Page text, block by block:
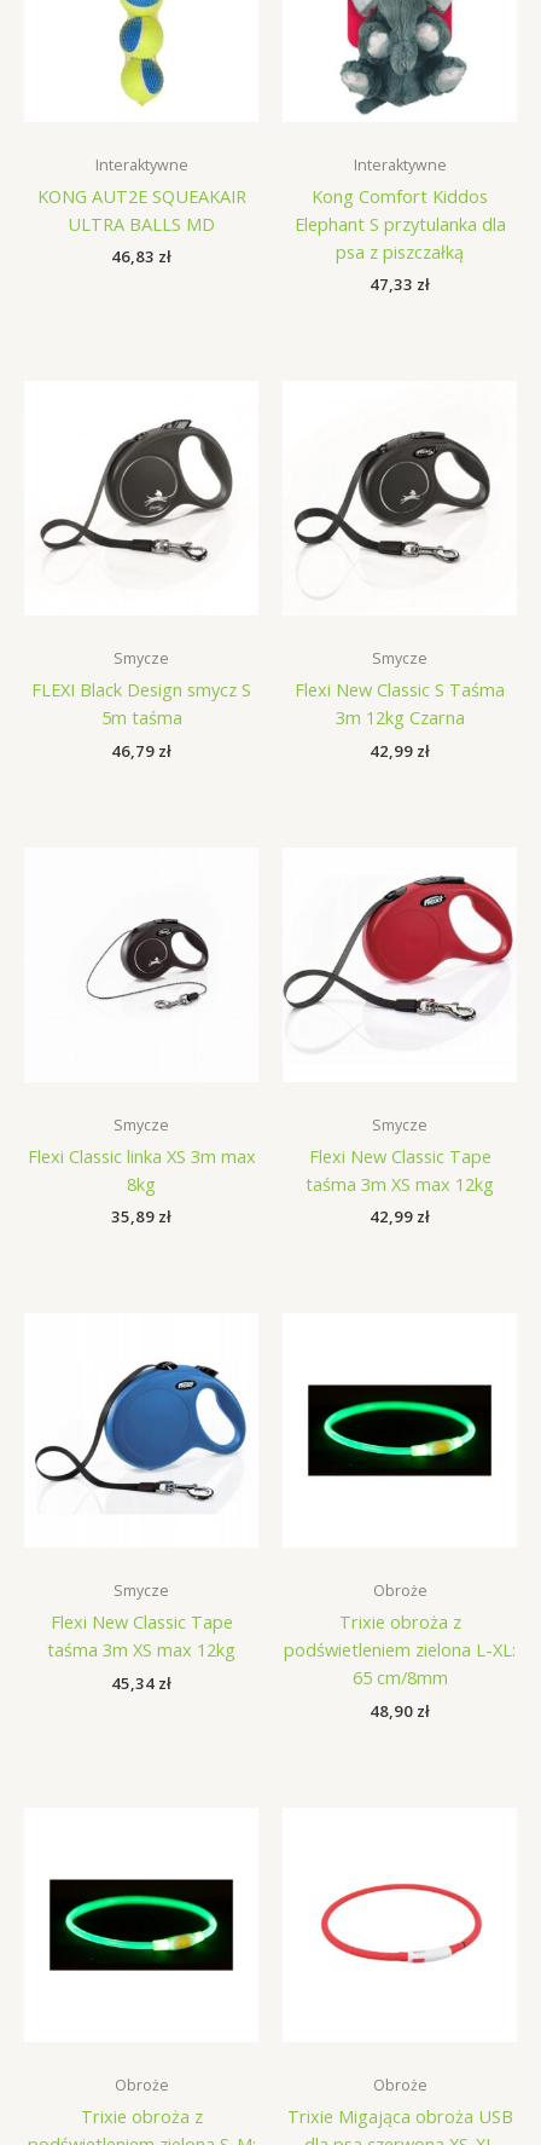
Interaktywne
KONG AUT2E SQUEAKAIR
ULTRA BALLS MD
46,83 zł
Interaktywne
Kong Comfort Kiddos
Elephant S przytulanka dla
psa z piszczałką
47,33 zł
Smycze
FLEXI Black Design smycz S
5m taśma
46,79 zł
Smycze
Flexi New Classic S Taśma
3m 12kg Czarna
42,99 zł
Smycze
Flexi Classic linka XS 3m max
8kg
35,89 zł
Smycze
Flexi New Classic Tape
taśma 3m XS max 12kg
42,99 zł
Smycze
Flexi New Classic Tape
taśma 3m XS max 12kg
45,34 zł
Obroże
Trixie obroża z
podświetleniem zielona L-XL:
65 cm/8mm
48,90 zł
Obroże
Trixie obroża z
Obroże
Trixie Migająca obroża USB